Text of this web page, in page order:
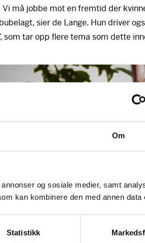
Om
og sosiale medier, samt
kan kombinere den med annen data
Statistikk
Vi må jobbe mot en fremtid der
sier de Lange. Hun driver
som tar opp flere tema som dette